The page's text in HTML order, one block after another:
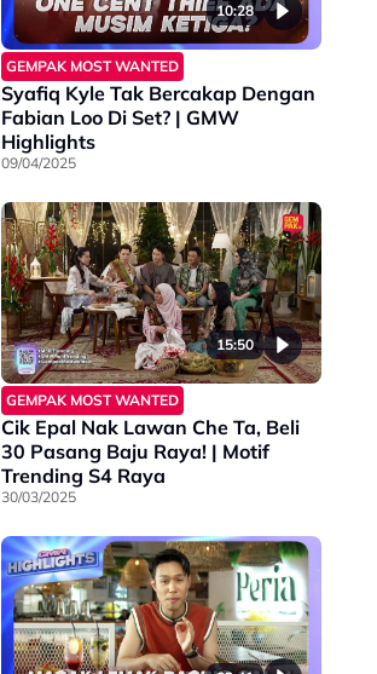
10:28
GEMPAK MOST WANTED
Syafiq Kyle Tak Bercakap Dengan
Fabian Loo Di Set? | GMW
Highlights
09/04/2025
15:50
GEMPAK MOST WANTED
Cik Epal Nak Lawan Che Ta, Beli
30 Pasang Baju Raya! | Motif
Trending S4 Raya
30/03/2025